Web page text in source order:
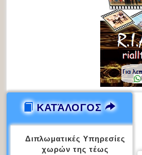
ΚΑΤΆΛΟΓΟΣ
Διπλωματικές Υπηρεσίες
χωρών της τέως